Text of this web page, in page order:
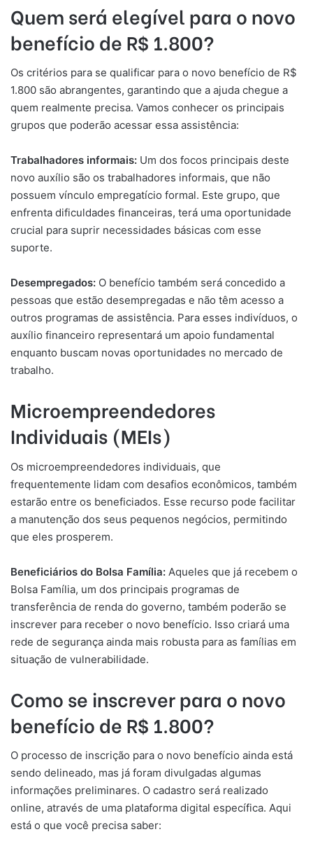
Quem será elegível para o novo
benefício de R$ 1.800?
Os critérios para se qualificar para o novo benefício de R$
1.800 são abrangentes, garantindo que a ajuda chegue a
quem realmente precisa. Vamos conhecer os principais
grupos que poderão acessar essa assistência:
Trabalhadores informais: Um dos focos principais deste
novo auxílio são os trabalhadores informais, que não
possuem vínculo empregatício formal. Este grupo, que
enfrenta dificuldades financeiras, terá uma oportunidade
crucial para suprir necessidades básicas com esse
suporte.
Desempregados: O benefício também será concedido a
pessoas que estão desempregadas e não têm acesso a
outros programas de assistência. Para esses indivíduos, o
auxílio financeiro representará um apoio fundamental
enquanto buscam novas oportunidades no mercado de
trabalho.
Microempreendedores
Individuais (MEIs)
Os microempreendedores individuais, que
frequentemente lidam com desafios econômicos, também
estarão entre os beneficiados. Esse recurso pode facilitar
a manutenção dos seus pequenos negócios, permitindo
que eles prosperem.
Beneficiários do Bolsa Família: Aqueles que já recebem o
Bolsa Família, um dos principais programas de
transferência de renda do governo, também poderão se
inscrever para receber o novo benefício. Isso criará uma
rede de segurança ainda mais robusta para as famílias em
situação de vulnerabilidade.
Como se inscrever para o novo
benefício de R$ 1.800?
O processo de inscrição para o novo benefício ainda está
sendo delineado, mas já foram divulgadas algumas
informações preliminares. O cadastro será realizado
online, através de uma plataforma digital específica. Aqui
está o que você precisa saber: